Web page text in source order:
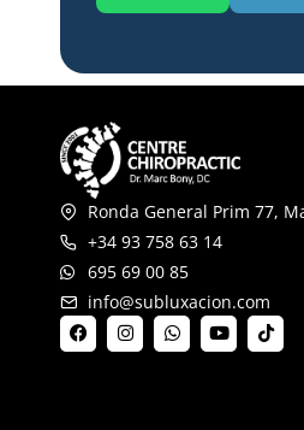
Ronda General Prim 77,
+34 93 758 63 14
695 69 00 85
info@subluxacion.com